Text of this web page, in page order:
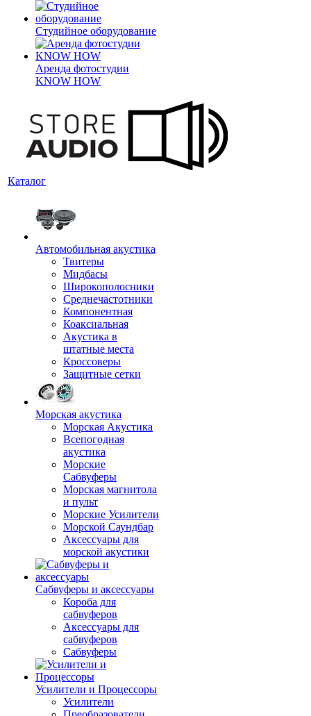
Студийное оборудование
Аренда фотостудии
KNOW HOW
Каталог
Автомобильная акустика
Твитеры
Мидбасы
Широкополосники
Среднечастотники
Компонентная
Коаксиальная
Акустика в
штатные места
Кроссоверы
Защитные сетки
Морская акустика
Морская Акустика
Всепогодная
акустика
Морские
Сабвуферы
Морская магнитола
и пульт
Морские Усилители
Морской Cаундбар
Аксессуары для
морской акустики
Сабвуферы и аксессуары
Короба для
сабвуферов
Аксессуары для
сабвуферов
Сабвуферы
Усилители и Процессоры
Усилители